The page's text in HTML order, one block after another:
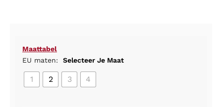
Maattabel
EU maten:
Selecteer Je Maat
1 2 3 4